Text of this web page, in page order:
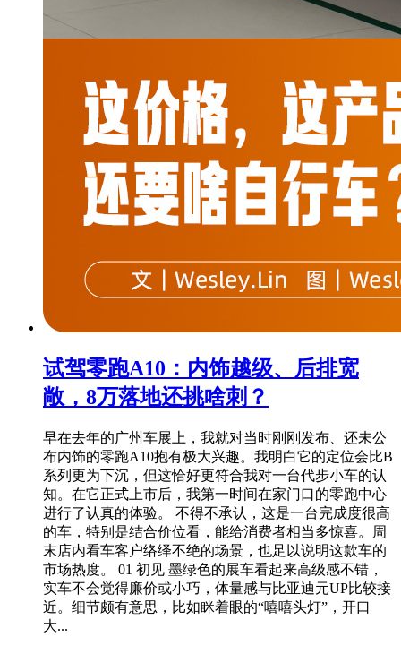
试驾零跑A10：内饰越级、后排宽
敞，8万落地还挑啥刺？
早在去年的广州车展上，我就对当时刚刚发布、还未公
布内饰的零跑A10抱有极大兴趣。我明白它的定位会比B
系列更为下沉，但这恰好更符合我对一台代步小车的认
知。在它正式上市后，我第一时间在家门口的零跑中心
进行了认真的体验。 不得不承认，这是一台完成度很高
的车，特别是结合价位看，能给消费者相当多惊喜。周
末店内看车客户络绎不绝的场景，也足以说明这款车的
市场热度。 01 初见 墨绿色的展车看起来高级感不错，
实车不会觉得廉价或小巧，体量感与比亚迪元UP比较接
近。细节颇有意思，比如眯着眼的“嘻嘻头灯”，开口
大...